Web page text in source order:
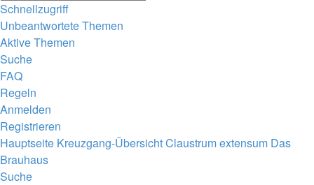
Schnellzugriff
Unbeantwortete Themen
Aktive Themen
Suche
FAQ
Regeln
Anmelden
Registrieren
Hauptseite Kreuzgang-ÜbersichtClaustrum extensum Das
Brauhaus
Suche